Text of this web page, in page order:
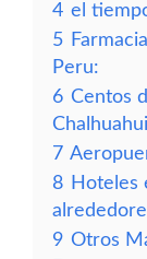
4 el
5
Peru:
6 Centos
7
8 Hoteles
9 Otros